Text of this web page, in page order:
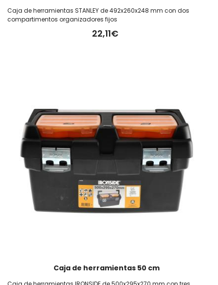
Caja de herramientas STANLEY de 492x260x248 mm con dos
compartimentos organizadores fijos
22,11€
Caja de herramientas 50 cm